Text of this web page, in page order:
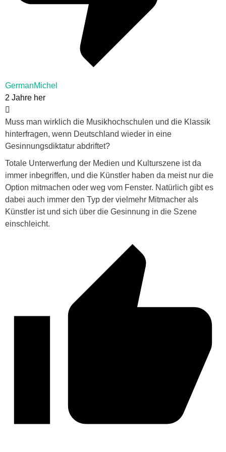
GermanMichel
2 Jahre her
Muss man wirklich die Musikhochschulen und die Klassik
hinterfragen, wenn Deutschland wieder in eine
Gesinnungsdiktatur abdriftet?
Totale Unterwerfung der Medien und Kulturszene ist da
immer inbegriffen, und die Künstler haben da meist nur die
Option mitmachen oder weg vom Fenster. Natürlich gibt es
dabei auch immer den Typ der vielmehr Mitmacher als
Künstler ist und sich über die Gesinnung in die Szene
einschleicht.